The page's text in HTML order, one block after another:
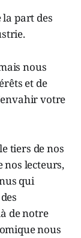
la part des
nous
et de
votre
tiers de nos
lecteurs,
qui
de notre
nous